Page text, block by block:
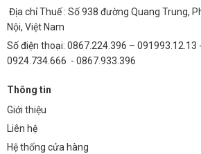
Địa chỉ Thuế : Số 938 đường Quang Trung,
Nội, Việt Nam
Số điện thoại: 0867.224.396 – 091993.12.13
0924.734.666 - 0867.933.396
Thông tin
Giới thiệu
Liên hệ
Hệ thống cửa hàng